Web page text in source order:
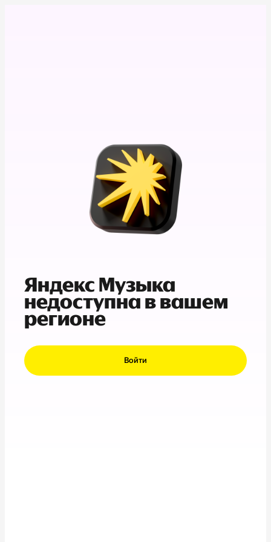
Яндекс Музыка
недоступна в вашем
регионе
Войти